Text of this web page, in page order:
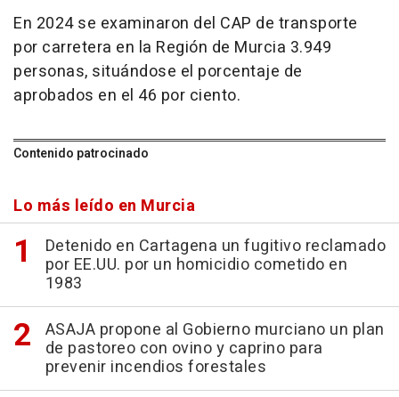
En 2024 se examinaron del CAP de transporte
por carretera en la Región de Murcia 3.949
personas, situándose el porcentaje de
aprobados en el 46 por ciento.
Contenido patrocinado
Lo más leído en Murcia
Detenido en Cartagena un fugitivo reclamado
por EE.UU. por un homicidio cometido en
1983
ASAJA propone al Gobierno murciano un plan
de pastoreo con ovino y caprino para
prevenir incendios forestales